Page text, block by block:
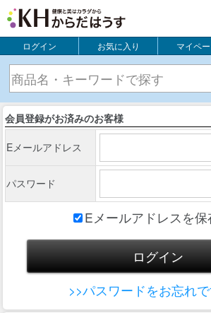
ログイン お気に入り マイペ
会員登録がお済みのお客様
Eメールアドレス
パスワード
Eメールアドレスを保
>>パスワードをお忘れ